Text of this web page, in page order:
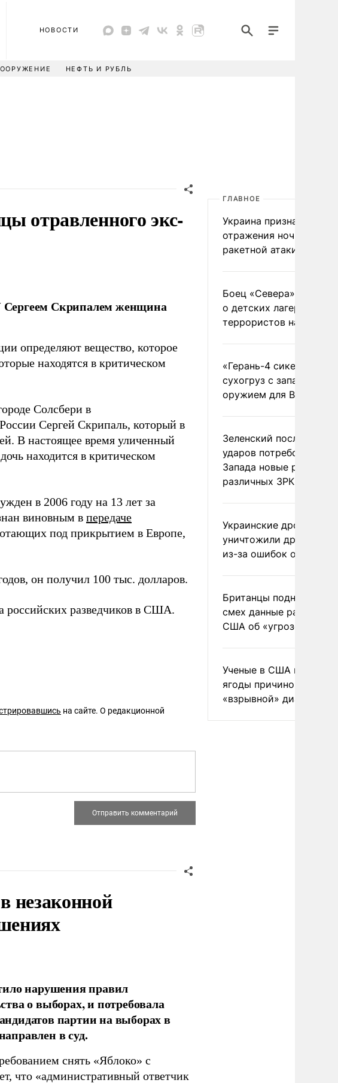
НОВОСТИ
НЕФТЬ И РУБЛЬ
отравленного экс-
Сергеем Скрипалем женщина
определяют вещество, которое
находятся в критическом
Солсбери в
Сергей Скрипаль, который в
В настоящее время уличенный
находится в критическом
в 2006 году на 13 лет за
виновным в передаче
под прикрытием в Европе,
он получил 100 тыс. долларов.
российских разведчиков в США.
на сайте. О редакционной
незаконной
нарушения правил
о выборах, и потребовала
партии на выборах в
в суд.
снять «Яблоко» с
что «административный ответчик
ГЛАВНОЕ
Украина признала
отражения ночной
ракетной атаки
Боец «Севера»
о детских лагерях
террористов на
«Герань-4 сикер»
сухогруз с западным
оружием для ВСУ
Зеленский после
ударов потребовал у
Запада новые ракеты
различных ЗРК
Украинские дроны
уничтожили друг друга
из-за ошибок
Британцы подняли на
смех данные разведки
США об «угрозе
Ученые в США назвали
ягоды причиной
«взрывной» диареи